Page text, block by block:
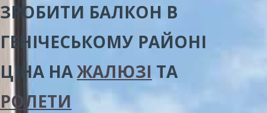
ЗРОБИТИ БАЛКОН В
ГЕНІЧЕСЬКОМУ РАЙОНІ
ЦІНАНАЖАЛЮЗІ ТА
РОЛЕТИ